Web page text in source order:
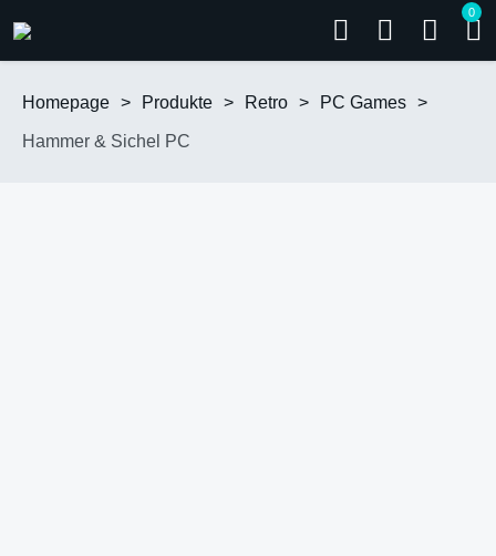
0
Homepage > Produkte > Retro > PC Games >
Hammer & Sichel PC